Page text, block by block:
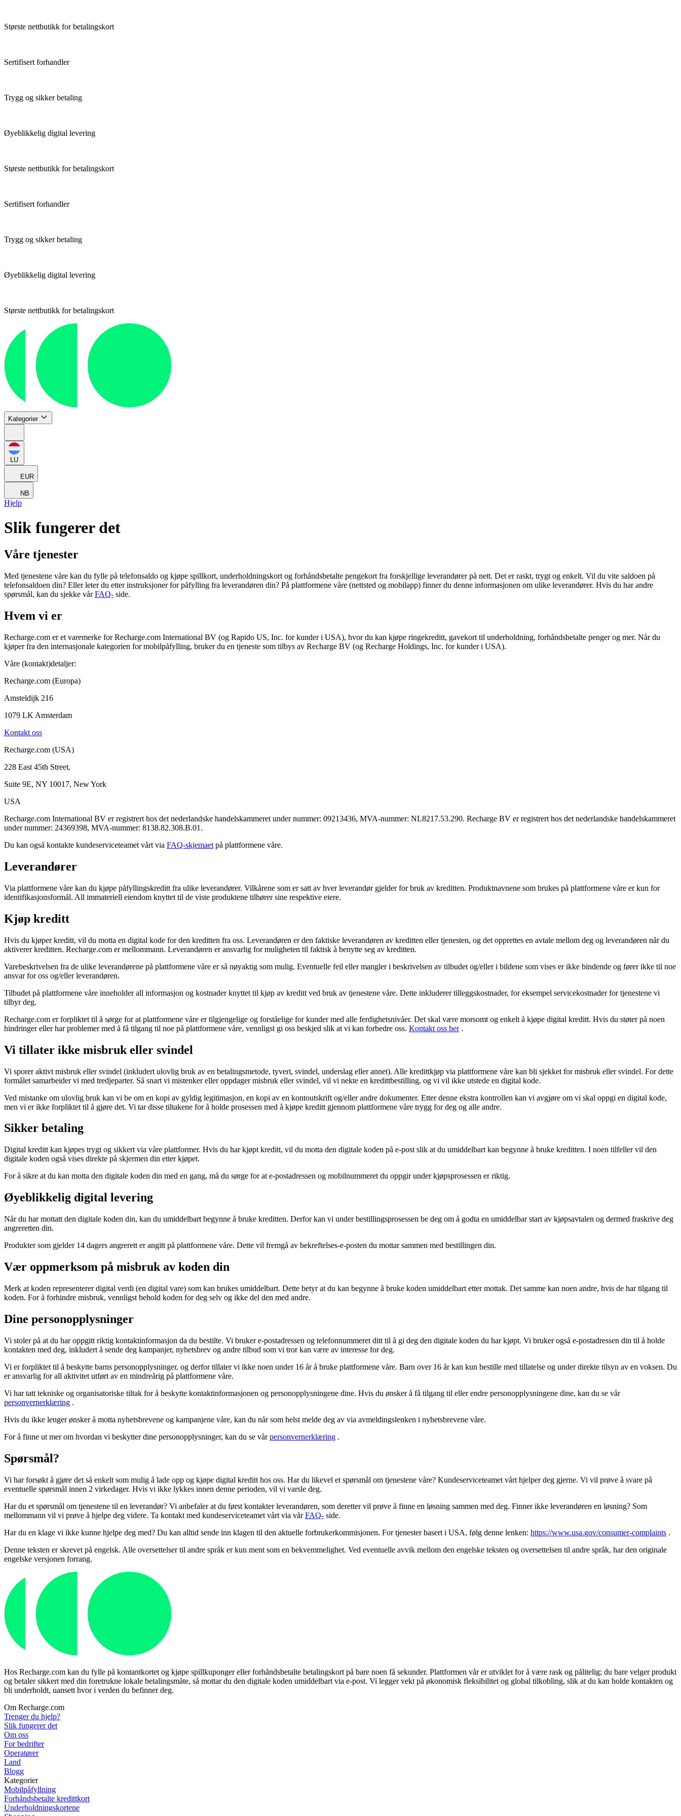
Største nettbutikk for betalingskort
Sertifisert forhandler
Trygg og sikker betaling
Øyeblikkelig digital levering
Største nettbutikk for betalingskort
Sertifisert forhandler
Trygg og sikker betaling
Øyeblikkelig digital levering
Største nettbutikk for betalingskort
Kategorier
LU
EUR
NB
Hjelp
Slik fungerer det
Våre tjenester
Med tjenestene våre kan du fylle på telefonsaldo og kjøpe spillkort, underholdningskort og forhåndsbetalte pengekort fra forskjellige leverandører på nett. Det er raskt, trygt og enkelt. Vil du vite saldoen på
telefonsaldoen din? Eller leter du etter instruksjoner for påfylling fra leverandøren din? På plattformene våre (nettsted og mobilapp) finner du denne informasjonen om ulike leverandører. Hvis du har andre
spørsmål, kan du sjekke vårFAQ- side.
Hvem vi er
Recharge.com er et varemerke for Recharge.com International BV (og Rapido US, Inc. for kunder i USA), hvor du kan kjøpe ringekreditt, gavekort til underholdning, forhåndsbetalte penger og mer. Når du
kjøper fra den internasjonale kategorien for mobilpåfylling, bruker du en tjeneste som tilbys av Recharge BV (og Recharge Holdings, Inc. for kunder i USA).
Våre (kontakt)detaljer:
Recharge.com (Europa)
Amsteldijk 216
1079 LK Amsterdam
Kontakt oss
Recharge.com (USA)
228 East 45th Street,
Suite 9E, NY 10017, New York
USA
Recharge.com International BV er registrert hos det nederlandske handelskammeret under nummer: 09213436, MVA-nummer: NL8217.53.290. Recharge BV er registrert hos det nederlandske handelskammeret
under nummer: 24369398, MVA-nummer: 8138.82.308.B.01.
Du kan også kontakte kundeserviceteamet vårt via FAQ-skjemaet på plattformene våre.
Leverandører
Via plattformene våre kan du kjøpe påfyllingskreditt fra ulike leverandører. Vilkårene som er satt av hver leverandør gjelder for bruk av kreditten. Produktnavnene som brukes på plattformene våre er kun for
identifikasjonsformål. All immateriell eiendom knyttet til de viste produktene tilhører sine respektive eiere.
Kjøp kreditt
Hvis du kjøper kreditt, vil du motta en digital kode for den kreditten fra oss. Leverandøren er den faktiske leverandøren av kreditten eller tjenesten, og det opprettes en avtale mellom deg og leverandøren når du
aktiverer kreditten. Recharge.com er mellommann. Leverandøren er ansvarlig for muligheten til faktisk å benytte seg av kreditten.
Varebeskrivelsen fra de ulike leverandørene på plattformene våre er så nøyaktig som mulig. Eventuelle feil eller mangler i beskrivelsen av tilbudet og/eller i bildene som vises er ikke bindende og fører ikke til noe
ansvar for oss og/eller leverandøren.
Tilbudet på plattformene våre inneholder all informasjon og kostnader knyttet til kjøp av kreditt ved bruk av tjenestene våre. Dette inkluderer tilleggskostnader, for eksempel servicekostnader for tjenestene vi
tilbyr deg.
Recharge.com er forpliktet til å sørge for at plattformene våre er tilgjengelige og forståelige for kunder med alle ferdighetsnivåer. Det skal være morsomt og enkelt å kjøpe digital kreditt. Hvis du støter på noen
hindringer eller har problemer med å få tilgang til noe på plattformene våre, vennligst gi oss beskjed slik at vi kan forbedre oss. Kontakt oss her.
Vi tillater ikke misbruk eller svindel
Vi sporer aktivt misbruk eller svindel (inkludert ulovlig bruk av en betalingsmetode, tyveri, svindel, underslag eller annet). Alle kredittkjøp via plattformene våre kan bli sjekket for misbruk eller svindel. For dette
formålet samarbeider vi med tredjeparter. Så snart vi mistenker eller oppdager misbruk eller svindel, vil vi nekte en kredittbestilling, og vi vil ikke utstede en digital kode.
Ved mistanke om ulovlig bruk kan vi be om en kopi av gyldig legitimasjon, en kopi av en kontoutskrift og/eller andre dokumenter. Etter denne ekstra kontrollen kan vi avgjøre om vi skal oppgi en digital kode,
men vi er ikke forpliktet til å gjøre det. Vi tar disse tiltakene for å holde prosessen med å kjøpe kreditt gjennom plattformene våre trygg for deg og alle andre.
Sikker betaling
Digital kreditt kan kjøpes trygt og sikkert via våre plattformer. Hvis du har kjøpt kreditt, vil du motta den digitale koden på e-post slik at du umiddelbart kan begynne å bruke kreditten. I noen tilfeller vil den
digitale koden også vises direkte på skjermen din etter kjøpet.
For å sikre at du kan motta den digitale koden din med en gang, må du sørge for at e-postadressen og mobilnummeret du oppgir under kjøpsprosessen er riktig.
Øyeblikkelig digital levering
Når du har mottatt den digitale koden din, kan du umiddelbart begynne å bruke kreditten. Derfor kan vi under bestillingsprosessen be deg om å godta en umiddelbar start av kjøpsavtalen og dermed fraskrive deg
angreretten din.
Produkter som gjelder 14 dagers angrerett er angitt på plattformene våre. Dette vil fremgå av bekreftelses-e-posten du mottar sammen med bestillingen din.
Vær oppmerksom på misbruk av koden din
Merk at koden representerer digital verdi (en digital vare) som kan brukes umiddelbart. Dette betyr at du kan begynne å bruke koden umiddelbart etter mottak. Det samme kan noen andre, hvis de har tilgang til
koden. For å forhindre misbruk, vennligst behold koden for deg selv og ikke del den med andre.
Dine personopplysninger
Vi stoler på at du har oppgitt riktig kontaktinformasjon da du bestilte. Vi bruker e-postadressen og telefonnummeret ditt til å gi deg den digitale koden du har kjøpt. Vi bruker også e-postadressen din til å holde
kontakten med deg, inkludert å sende deg kampanjer, nyhetsbrev og andre tilbud som vi tror kan være av interesse for deg.
Vi er forpliktet til å beskytte barns personopplysninger, og derfor tillater vi ikke noen under 16 år å bruke plattformene våre. Barn over 16 år kan kun bestille med tillatelse og under direkte tilsyn av en voksen. Du
er ansvarlig for all aktivitet utført av en mindreårig på plattformene våre.
Vi har tatt tekniske og organisatoriske tiltak for å beskytte kontaktinformasjonen og personopplysningene dine. Hvis du ønsker å få tilgang til eller endre personopplysningene dine, kan du se vår
personvernerklæring .
Hvis du ikke lenger ønsker å motta nyhetsbrevene og kampanjene våre, kan du når som helst melde deg av via avmeldingslenken i nyhetsbrevene våre.
For å finne ut mer om hvordan vi beskytter dine personopplysninger, kan du se vårpersonvernerklæring .
Spørsmål?
Vi har forsøkt å gjøre det så enkelt som mulig å lade opp og kjøpe digital kreditt hos oss. Har du likevel et spørsmål om tjenestene våre? Kundeserviceteamet vårt hjelper deg gjerne. Vi vil prøve å svare på
eventuelle spørsmål innen 2 virkedager. Hvis vi ikke lykkes innen denne perioden, vil vi varsle deg.
Har du et spørsmål om tjenestene til en leverandør? Vi anbefaler at du først kontakter leverandøren, som deretter vil prøve å finne en løsning sammen med deg. Finner ikke leverandøren en løsning? Som
mellommann vil vi prøve å hjelpe deg videre. Ta kontakt med kundeserviceteamet vårt via vårFAQ- side.
Har du en klage vi ikke kunne hjelpe deg med? Du kan alltid sende inn klagen til den aktuelle forbrukerkommisjonen. For tjenester basert i USA, følg denne lenken: https://www.usa.gov/consumer-complaints .
Denne teksten er skrevet på engelsk. Alle oversettelser til andre språk er kun ment som en bekvemmelighet. Ved eventuelle avvik mellom den engelske teksten og oversettelsen til andre språk, har den originale
engelske versjonen forrang.
Hos Recharge.com kan du fylle på kontantkortet og kjøpe spillkuponger eller forhåndsbetalte betalingskort på bare noen få sekunder. Plattformen vår er utviklet for å være rask og pålitelig; du bare velger produkt
og betaler sikkert med din foretrukne lokale betalingsmåte, så mottar du den digitale koden umiddelbart via e-post. Vi legger vekt på økonomisk fleksibilitet og global tilkobling, slik at du kan holde kontakten og
bli underholdt, uansett hvor i verden du befinner deg.
Om Recharge.com
Trenger du hjelp?
Slik fungerer det
Om oss
For bedrifter
Operatører
Land
Blogg
Kategorier
Mobilpåfyllning
Forhåndsbetalte kredittkort
Underholdningskortene